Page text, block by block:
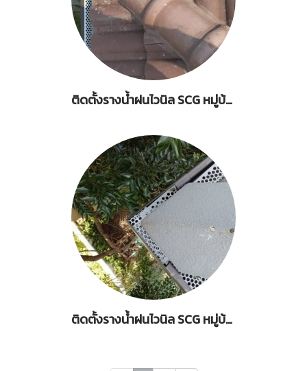
ติดตั้งรางน้ำฝนไวนิล SCG หมู่บ้าน คาซ่าพรีเมี่ยม วงแหวน-อ่อนนุช
ติดตั้งรางน้ำฝนไวนิล SCG หมู่บ้านเศรษฐศิริ พัฒนาการ